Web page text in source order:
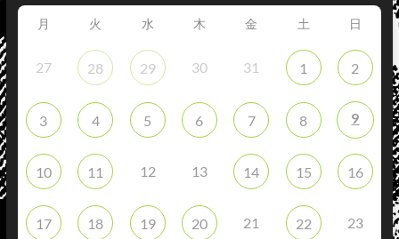
月 火 水 木 金 土 日
27 28 29 30 31 1 2
3 4 5 6 7 8 9
10 11 12 13 14 15 16
17 18 19 20 21 22 23